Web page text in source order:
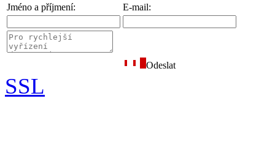
Jméno a příjmení: E-mail:
Odeslat
SSL